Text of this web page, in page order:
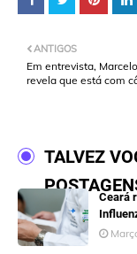
ANTIGOS
Em entrevista,
revela que está com
TALVEZ
Ceará